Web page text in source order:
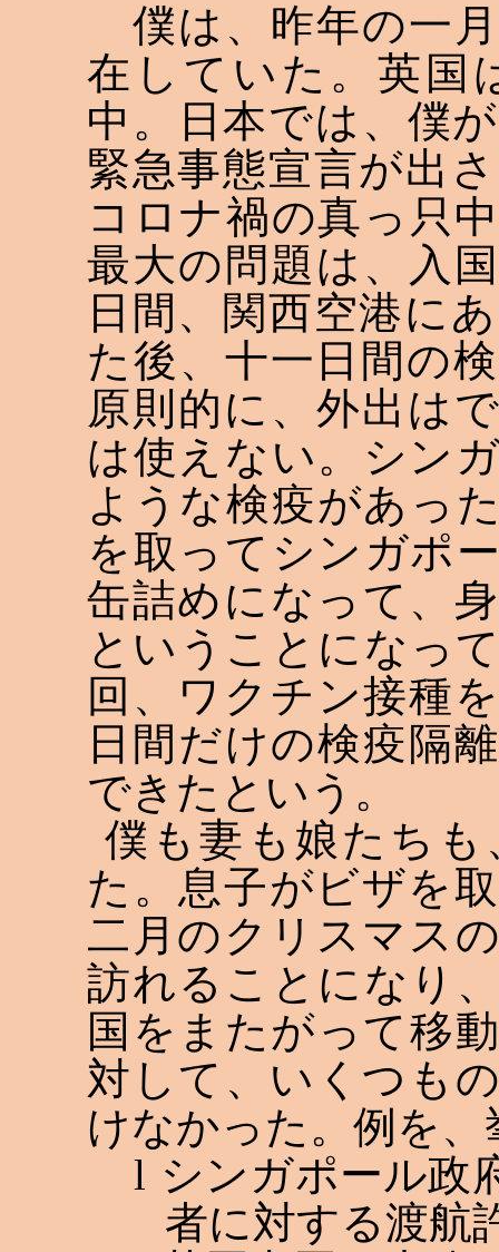
僕は、昨年の一
在していた。英国
中。日本では、僕
緊急事態宣言が出
コロナ禍の真っ只
最大の問題は、入
日間、関西空港に
た後、十一日間の
原則的に、外出は
は使えない。シン
ような検疫があっ
を取ってシンガポ
缶詰めになって、
ということになっ
回、ワクチン接種
日間だけの検疫隔
できたという。
僕も妻も娘たち
た。息子がビザを
二月のクリスマス
訪れることになり
国をまたがって移
対して、いくつも
けなかった。例を
l シンガポール政
者に対する渡航